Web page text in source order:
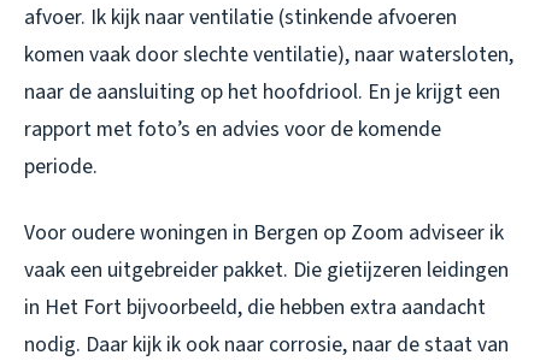
afvoer. Ik kijk naar ventilatie (stinkende afvoeren
komen vaak door slechte ventilatie), naar watersloten,
naar de aansluiting op het hoofdriool. En je krijgt een
rapport met foto’s en advies voor de komende
periode.
Voor oudere woningen in Bergen op Zoom adviseer ik
vaak een uitgebreider pakket. Die gietijzeren leidingen
in Het Fort bijvoorbeeld, die hebben extra aandacht
nodig. Daar kijk ik ook naar corrosie, naar de staat van